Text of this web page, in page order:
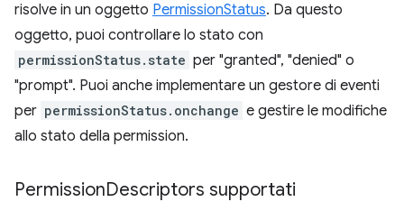
risolve in un oggetto PermissionStatus. Da questo
oggetto, puoi controllare lo stato con
permissionStatus.state per "granted", "denied" o
"prompt". Puoi anche implementare un gestore di eventi
per permissionStatus.onchange e gestire le modifiche
allo stato della permission.
PermissionDescriptors supportati